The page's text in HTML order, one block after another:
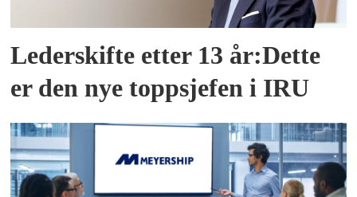
Lederskifte etter 13 år:Dette
er den nye toppsjefen i IRU